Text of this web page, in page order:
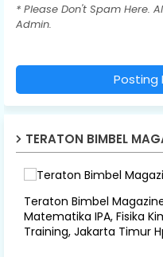
* Please Don't Spam Here.
Admin.
Posting
TERATON BIMBEL
Teraton Bimbel
Matematika IPA, Fisika
Training, Jakarta Timur